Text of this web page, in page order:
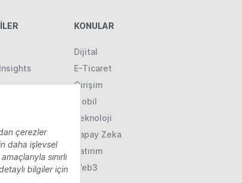
KONULAR
Dijital
E-Ticaret
Girişim
Mobil
Teknoloji
Yapay Zeka
Yatırım
Web3